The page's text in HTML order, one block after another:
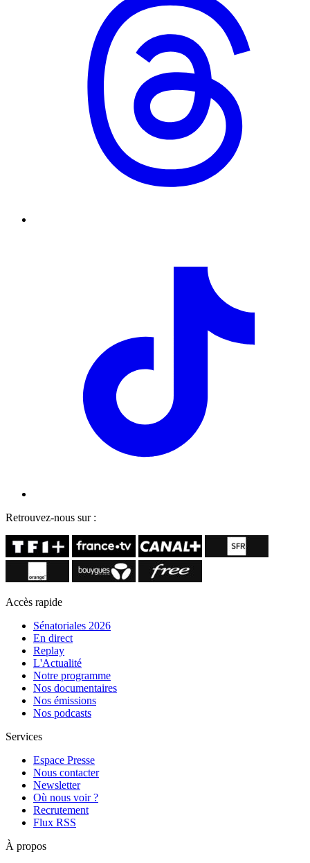
Retrouvez-nous sur :
Accès rapide
Sénatoriales 2026
En direct
Replay
L'Actualité
Notre programme
Nos documentaires
Nos émissions
Nos podcasts
Services
Espace Presse
Nous contacter
Newsletter
Où nous voir ?
Recrutement
Flux RSS
À propos